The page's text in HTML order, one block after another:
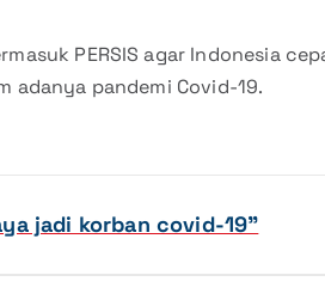
PERSIS agar Indonesia
adanya pandemi Covid-19.
jadi korban covid-19”